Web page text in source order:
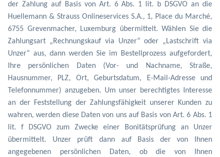
der Zahlung auf Basis von Art. 6 Abs. 1 lit. b DSGVO an die
Huellemann & Strauss Onlineservices S.A., 1, Place du Marché,
6755 Grevenmacher, Luxemburg übermittelt. Wählen Sie die
Zahlungsart „Rechnungskauf via Unzer“ oder „Lastschrift via
Unzer“ aus, dann werden Sie im Bestellprozess aufgefordert,
Ihre persönlichen Daten (Vor- und Nachname, Straße,
Hausnummer, PLZ, Ort, Geburtsdatum, E-Mail-Adresse und
Telefonnummer) anzugeben. Um unser berechtigtes Interesse
an der Feststellung der Zahlungsfähigkeit unserer Kunden zu
wahren, werden diese Daten von uns auf Basis von Art. 6 Abs. 1
lit. f DSGVO zum Zwecke einer Bonitätsprüfung an Unzer
übermittelt. Unzer prüft dann auf Basis der von Ihnen
angegebenen persönlichen Daten, ob die von Ihnen